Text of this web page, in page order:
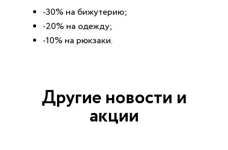
-30% на бижутерию;
-20% на одежду;
-10% на рюкзаки.
Другие новости и
акции